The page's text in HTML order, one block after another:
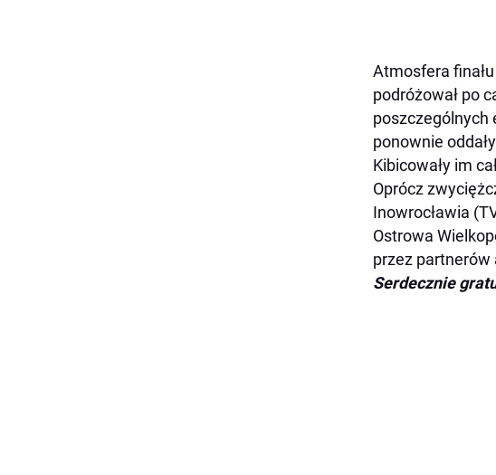
Atmosfera
podróżował po
poszczególnych
ponownie
Kibicowały im
Oprócz
Inowrocławia
Ostrowa
przez partnerów
Serdecznie